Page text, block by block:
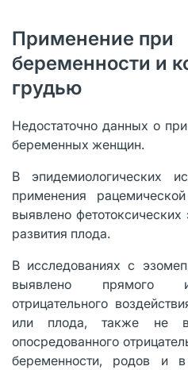
Применение при
беременности и
грудью
Недостаточно данных о
беременных женщин.
В эпидемиологических
применения
выявлено
развития плода.
В исследованиях с
выявлено прямого
отрицательного
или плода, также не
опосредованного
беременности, родов и